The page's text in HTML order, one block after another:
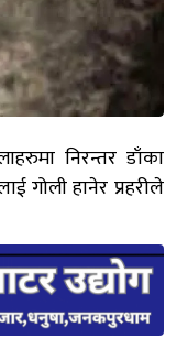
निरन्तर डाँका
गोली हानेर प्रहरीले